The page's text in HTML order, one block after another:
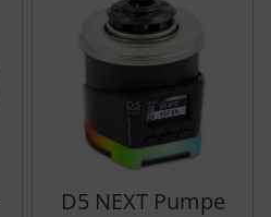
D5 NEXT Pumpe